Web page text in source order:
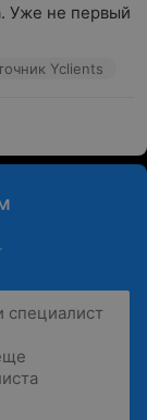
Уже не первый
Yclients